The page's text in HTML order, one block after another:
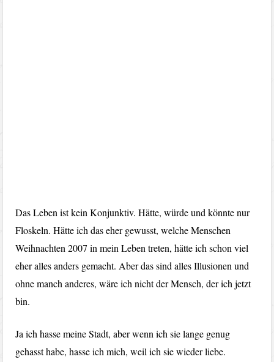
Das Leben ist kein Konjunktiv. Hätte, würde und könnte nur
Floskeln. Hätte ich das eher gewusst, welche Menschen
Weihnachten 2007 in mein Leben treten, hätte ich schon viel
eher alles anders gemacht. Aber das sind alles Illusionen und
ohne manch anderes, wäre ich nicht der Mensch, der ich jetzt
bin.
Ja ich hasse meine Stadt, aber wenn ich sie lange genug
gehasst habe, hasse ich mich, weil ich sie wieder liebe.